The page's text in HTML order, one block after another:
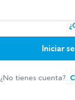
Iniciar
¿No tienes cuenta?